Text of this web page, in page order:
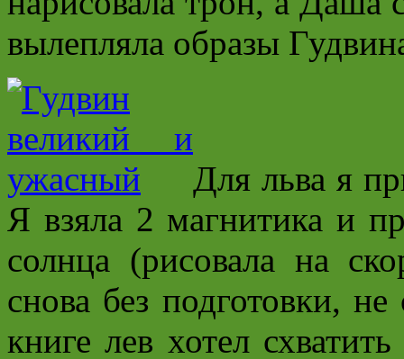
вылепляла образы
Для льва я
Я взяла 2 магнитика и
солнца (рисовала на
снова без подготовки,
книге лев хотел